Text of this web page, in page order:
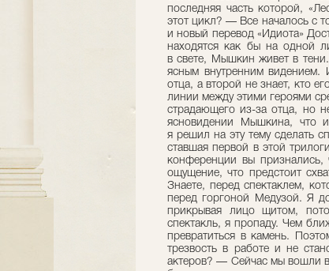
последняя часть которой,
этот цикл? — Все началось с
и новый перевод «Идиота»
находятся как бы на одной
в свете, Мышкин живет в
ясным внутренним
отца, а второй не знает, кто
линии между этими героями
страдающего из-за отца, но
ясновидении Мышкина, что
я решил на эту тему сделать
ставшая первой в этой
конференции вы
ощущение, что предстоит
Знаете, перед спектаклем,
перед горгоной Медузой. Я
прикрывая лицо щитом,
спектакль, я пропаду. Чем
превратиться в камень.
трезвость в работе и не
актеров? — Сейчас мы вошли